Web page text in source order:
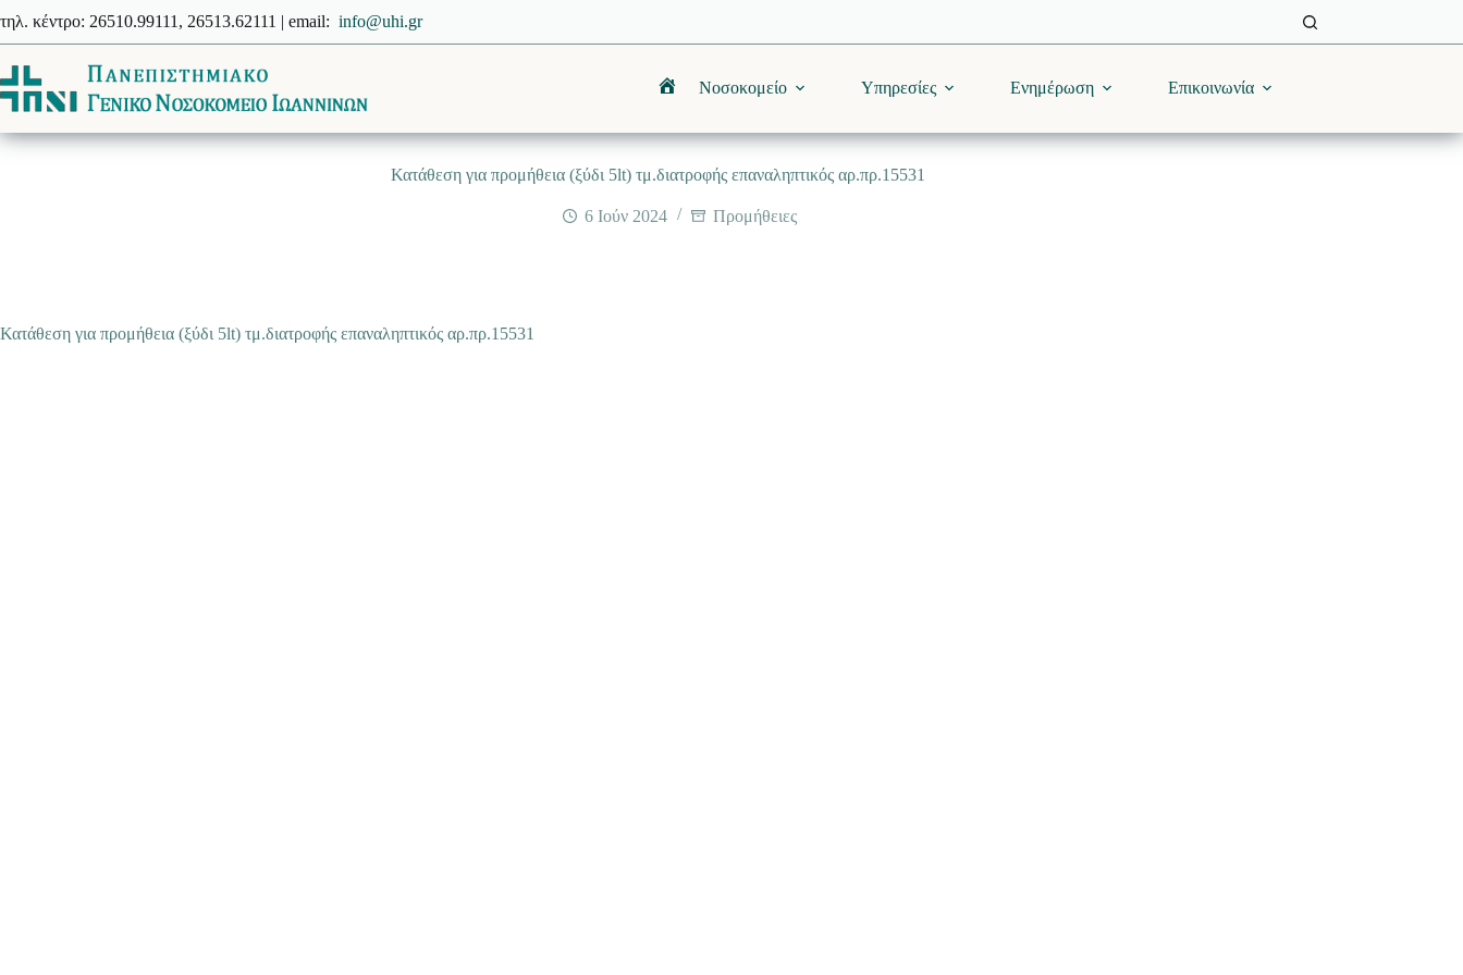
στο
περιεχόμενο
τηλ. κέντρο: 26510.99111, 26513.62111 | email: info@uhi.gr
ΑρχικήΝοσοκομείο Υπηρεσίες Ενημέρωση Επικοινωνία
Κατάθεση για προμήθεια (ξύδι 5lt) τμ.διατροφής επαναληπτικός αρ.πρ.15531
6 Ιούν 2024 Προμήθειες
Κατάθεση για προμήθεια (ξύδι 5lt) τμ.διατροφής επαναληπτικός αρ.πρ.15531